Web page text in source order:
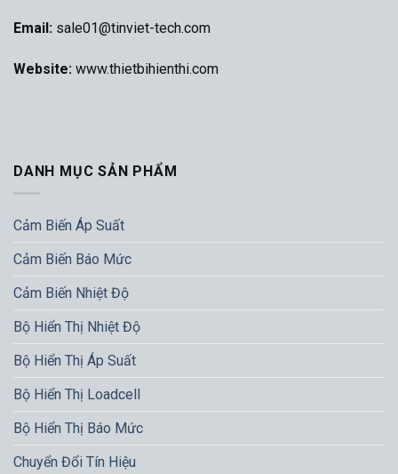
Email: sale01@tinviet-tech.com
Website: www.thietbihienthi.com
DANH MỤC SẢN PHẨM
Cảm Biến Áp Suất
Cảm Biến Báo Mức
Cảm Biến Nhiệt Độ
Bộ Hiển Thị Nhiệt Độ
Bộ Hiển Thị Áp Suất
Bộ Hiển Thị Loadcell
Bộ Hiển Thị Báo Mức
Chuyển Đổi Tín Hiệu